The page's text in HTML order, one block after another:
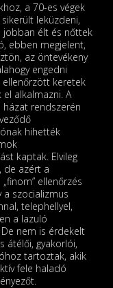
a 70-es végek
leküzdeni,
jobban élt és nőttek
ebben megjelent,
az öntevékeny
engedni
keretek
el alkalmazni. A
rendszerén
hihették
kaptak. Elvileg
de azért a
ellenőrzés
a szocializmus
telephellyel,
a lazuló
nem is érdekelt
átélői, gyakorlói,
tartoztak, akik
fele haladó